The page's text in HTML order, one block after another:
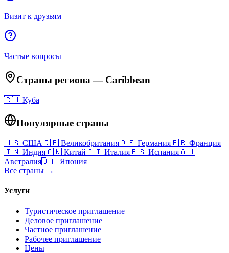
Визит к друзьям
Частые вопросы
Страны региона — Caribbean
🇨🇺 Куба
Популярные страны
🇺🇸 США🇬🇧 Великобритания🇩🇪 Германия🇫🇷 Франция
🇮🇳 Индия🇨🇳 Китай🇮🇹 Италия🇪🇸 Испания🇦🇺
Австралия🇯🇵 Япония
Все страны →
Услуги
Туристическое приглашение
Деловое приглашение
Частное приглашение
Рабочее приглашение
Цены